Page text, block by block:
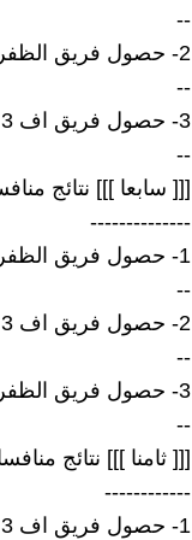
--
2- حصول فريق الظفرة علي المركز الثاني بالطير اس 44 وبزمن 629 و53 ثانية.
--
3- حصول فريق اف 3 علي المركز الثالث بالطير الهبوب وبزمن 732 و53 ثانية.
--
[[[ سابعا ]]] نتائج
--------------
1- حصول فريق الظفرة علي المركز الأول بالطير اس 40 وبزمن 254 و18 ثانية.
--
2- حصول فريق اف 3 علي المركز الثاني بالطير الهبوب وبزمن 262 و18 ثانية.
--
3- حصول فريق الظفرة علي المركز الثالث بالطير 44 وبزمن 799 و 18 ثانية.
--
[[[ ثامنا ]]] نتائج
------------
1- حصول فريق اف 3 علي المركز الأول.